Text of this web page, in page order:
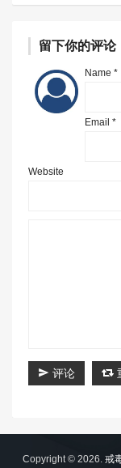
留下你的评论
Name *
Email *
Website
评论
Copyright © 2026. 戒